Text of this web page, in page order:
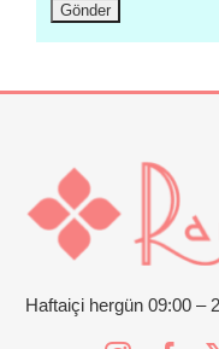
Haftaiçi hergün 09:00 –